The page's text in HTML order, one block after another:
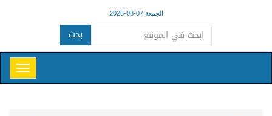
الجمعة 07-08-2026
بحث